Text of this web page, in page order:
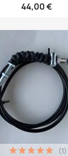
44,00 €
(1)